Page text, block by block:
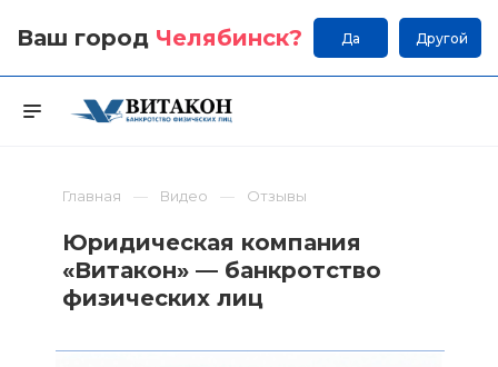
Ваш город Челябинск? Да Другой
Главная Видео Отзывы
Юридическая компания
«Витакон» — банкротство
физических лиц